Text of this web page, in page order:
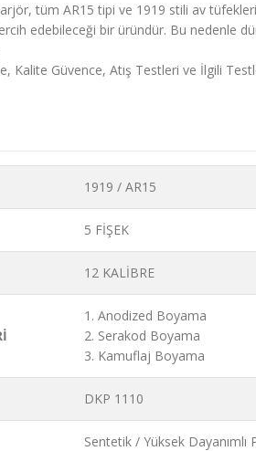
tüm AR15 tipi ve 1919 stili av
edebileceği bir üründür. Bu nedenle
Kalite Güvence, Atış Testleri ve İlgili
1919 / AR15
5 FİŞEK
12 KALİBRE
1. Anodized Boyama
2. Serakod Boyama
3. Kamuflaj Boyama
DKP 1110
Sentetik / Yüksek Dayanımlı